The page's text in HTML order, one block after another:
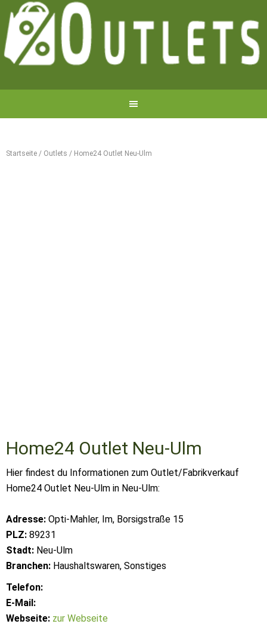
Startseite / Outlets / Home24 Outlet Neu-Ulm
Home24 Outlet Neu-Ulm
Hier findest du Informationen zum Outlet/Fabrikverkauf
Home24 Outlet Neu-Ulm in Neu-Ulm:
Adresse: Opti-Mahler, Im, Borsigstraße 15
PLZ: 89231
Stadt: Neu-Ulm
Branchen: Haushaltswaren, Sonstiges
Telefon:
E-Mail:
Webseite: zur Webseite